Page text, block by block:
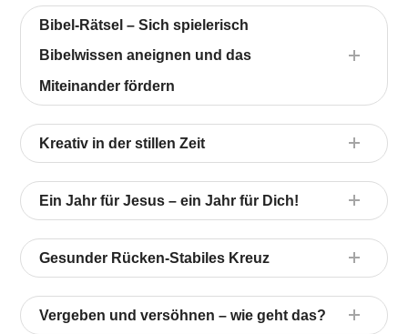
Bibel-Rätsel – Sich spielerisch
Bibelwissen aneignen und das
Miteinander fördern
Kreativ in der stillen Zeit
Ein Jahr für Jesus – ein Jahr für Dich!
Gesunder Rücken-Stabiles Kreuz
Vergeben und versöhnen – wie geht das?